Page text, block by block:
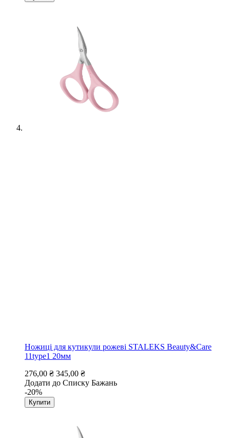
Ножиці для кутикули рожеві STALEKS Beauty&Care
11type1 20мм
276,00 ₴ 345,00 ₴
Додати до Списку Бажань
-20%
Купити